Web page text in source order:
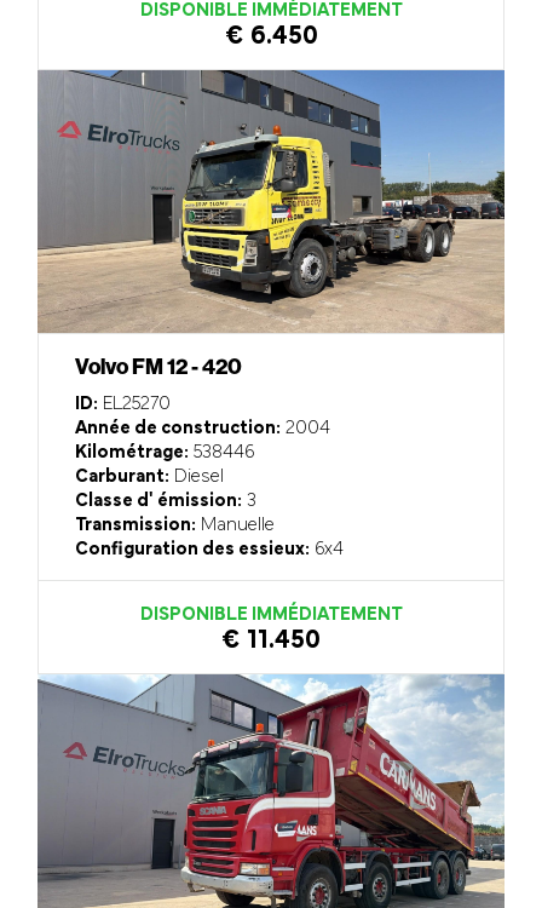
DISPONIBLE IMMÉDIATEMENT
€ 6.450
Volvo FM 12 - 420
ID: EL25270
Année de construction: 2004
Kilométrage: 538446
Carburant: Diesel
Classe d' émission: 3
Transmission: Manuelle
Configuration des essieux: 6x4
DISPONIBLE IMMÉDIATEMENT
€ 11.450